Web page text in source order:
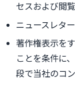
セスおよび閲
ニュースレタ
著作権表示を
ことを条件に
段で当社のコ